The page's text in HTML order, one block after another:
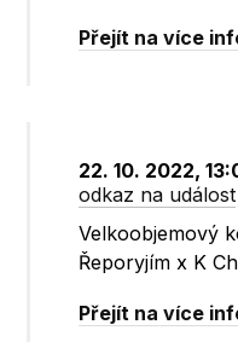
Přejít na více
22. 10. 2022,
odkaz na událost
Velkoobjemový
Řeporyjím x K
Přejít na více